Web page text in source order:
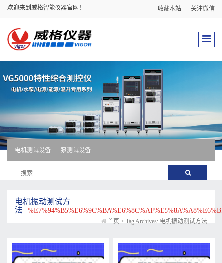
欢迎来到威格智能仪器官网！ 收藏本站 关注微信
电机测试设备 泵测试设备
电机振动测试方
法
首页 > Tag Archives: 电机振动测试方法